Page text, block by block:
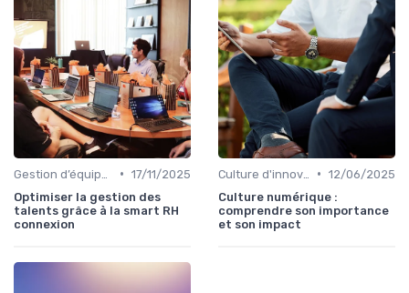
• 17/11/2025
Optimiser la gestion des
talents grâce à la smart RH
connexion
• 12/06/2025
Culture numérique :
comprendre son importance
et son impact